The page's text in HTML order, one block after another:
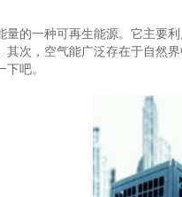
一种可再生能源。它主要利
其次，空气能广泛存在于自然
吧。